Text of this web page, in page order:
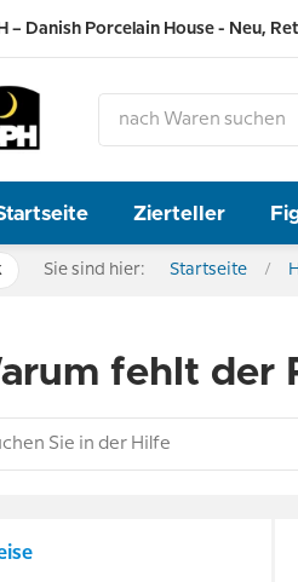
– Danish Porcelain House - Neu,
Zierteller
Sie sind hier: Startseite
fehlt der